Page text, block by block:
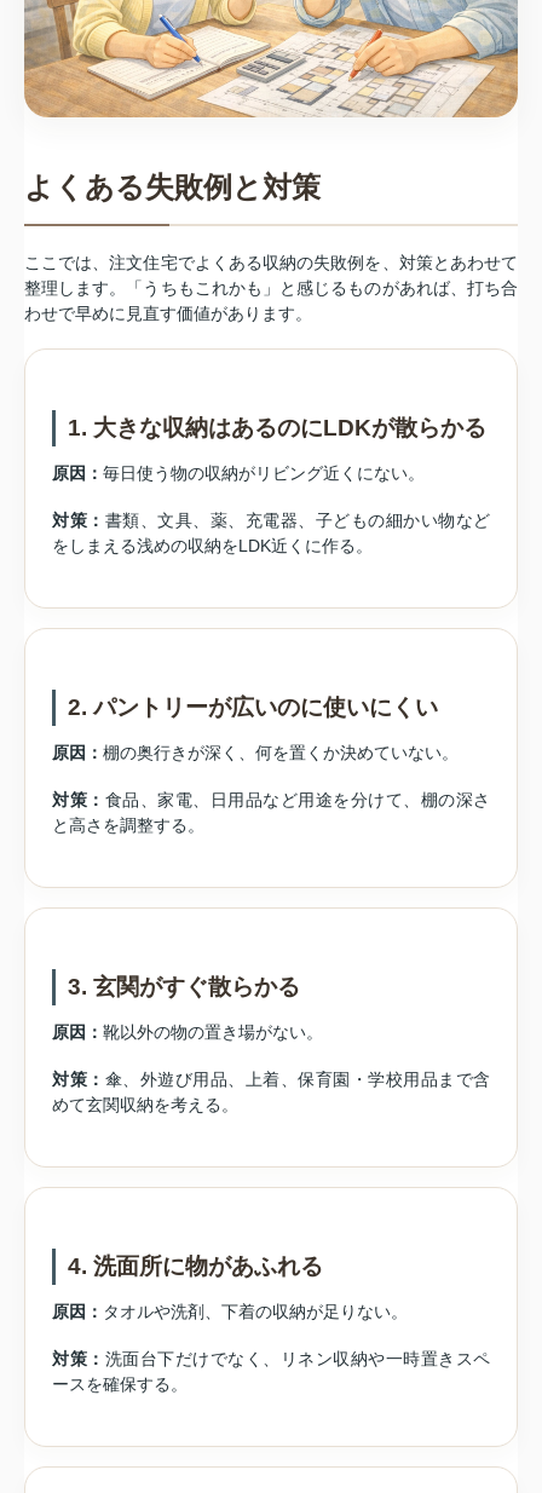
よくある失敗例と対策
ここでは、注文住宅でよくある収納の失敗例を、対策とあわせて
整理します。「うちもこれかも」と感じるものがあれば、打ち合
わせで早めに見直す価値があります。
1. 大きな収納はあるのにLDKが散らかる
原因： 毎日使う物の収納がリビング近くにない。
対策： 書類、文具、薬、充電器、子どもの細かい物など
をしまえる浅めの収納をLDK近くに作る。
2. パントリーが広いのに使いにくい
原因： 棚の奥行きが深く、何を置くか決めていない。
対策： 食品、家電、日用品など用途を分けて、棚の深さ
と高さを調整する。
3. 玄関がすぐ散らかる
原因： 靴以外の物の置き場がない。
対策： 傘、外遊び用品、上着、保育園・学校用品まで含
めて玄関収納を考える。
4. 洗面所に物があふれる
原因： タオルや洗剤、下着の収納が足りない。
対策： 洗面台下だけでなく、リネン収納や一時置きスペ
ースを確保する。